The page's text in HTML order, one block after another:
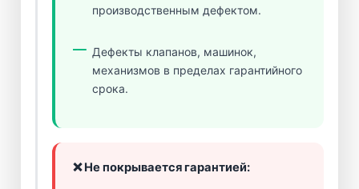
производственным дефектом.
Дефекты клапанов, машинок,
механизмов в пределах гарантийного
срока.
❌ Не покрывается гарантией: